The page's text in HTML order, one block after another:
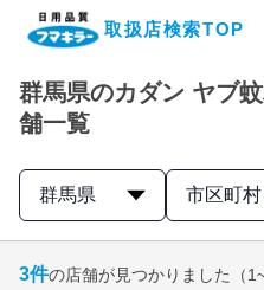
取扱店検索TOP
企業・IR情報サイト
製品情報サイト
群馬県のカダン ヤブ
舗一覧
群馬県 市区町
3件の店舗が見つかりました （